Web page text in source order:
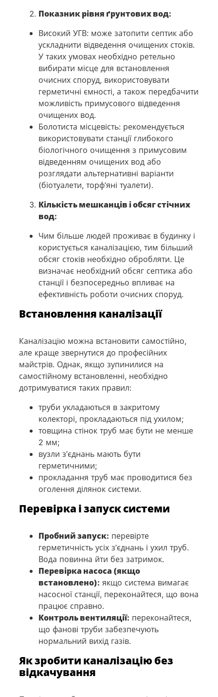
Показник рівня ґрунтових вод:
Високий УГВ: може затопити септик або
ускладнити відведення очищених стоків.
У таких умовах необхідно ретельно
вибирати місце для встановлення
очисних споруд, використовувати
герметичні ємності, а також передбачити
можливість примусового відведення
очищених вод.
Болотиста місцевість: рекомендується
використовувати станції глибокого
біологічного очищення з примусовим
відведенням очищених вод або
розглядати альтернативні варіанти
(біотуалети, торф’яні туалети).
Кількість мешканців і обсяг стічних
вод:
Чим більше людей проживає в будинку і
користується каналізацією, тим більший
обсяг стоків необхідно обробляти. Це
визначає необхідний обсяг септика або
станції і безпосередньо впливає на
ефективність роботи очисних споруд.
Встановлення каналізації
Каналізацію можна встановити самостійно,
але краще звернутися до професійних
майстрів. Однак, якщо зупинилися на
самостійному встановленні, необхідно
дотримуватися таких правил:
труби укладаються в закритому
колекторі, прокладаються під ухилом;
товщина стінок труб має бути не менше
2 мм;
вузли з’єднань мають бути
герметичними;
прокладання труб має проводитися без
оголення ділянок системи.
Перевірка і запуск системи
Пробний запуск: перевірте
герметичність усіх з’єднань і ухил труб.
Вода повинна йти без затримок.
Перевірка насоса (якщо
встановлено): якщо система вимагає
насосної станції, переконайтеся, що вона
працює справно.
Контроль вентиляції: переконайтеся,
що фанові труби забезпечують
нормальний вихід газів.
Як зробити каналізацію без
відкачування